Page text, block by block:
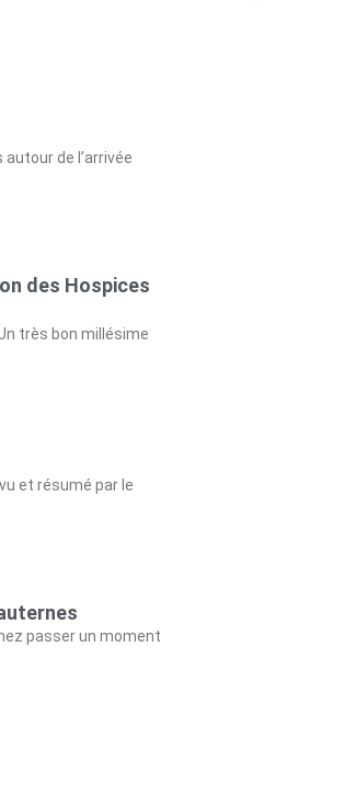
de l’arrivée
des Hospices
très bon millésime
et résumé par le
passer un moment